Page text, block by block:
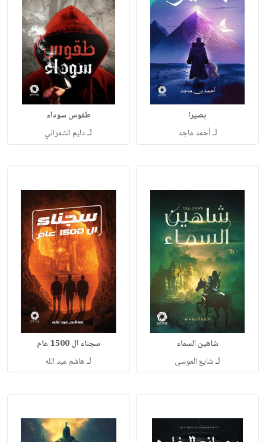
بصيرا‎
لـأحمد ماجد لـدليم الشمراني‎
شاهين السماء
لـشايع الموسى‎
سجناء ال 1500 عام‎
لـ هاشم عبد الله‎